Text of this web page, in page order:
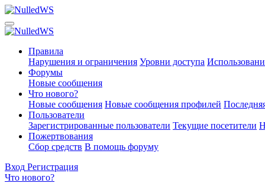
Правила
Нарушения и ограничения Уровни доступа
Форумы
Новые сообщения
Что нового?
Новые сообщения Новые сообщения профилей
Пользователи
Зарегистрированные пользователи Текущие посетители
Пожертвования
Сбор средств В помощь форуму
Вход Регистрация
Что нового?